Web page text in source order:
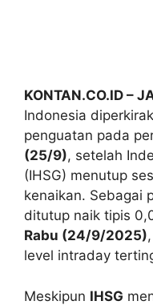
KONTAN.CO.ID –
Indonesia
penguatan pada
(25/9), setelah
(IHSG) menutup
kenaikan. Sebagai
ditutup naik tipis
Rabu (24/9/2025)
level intraday
Meskipun IHSG